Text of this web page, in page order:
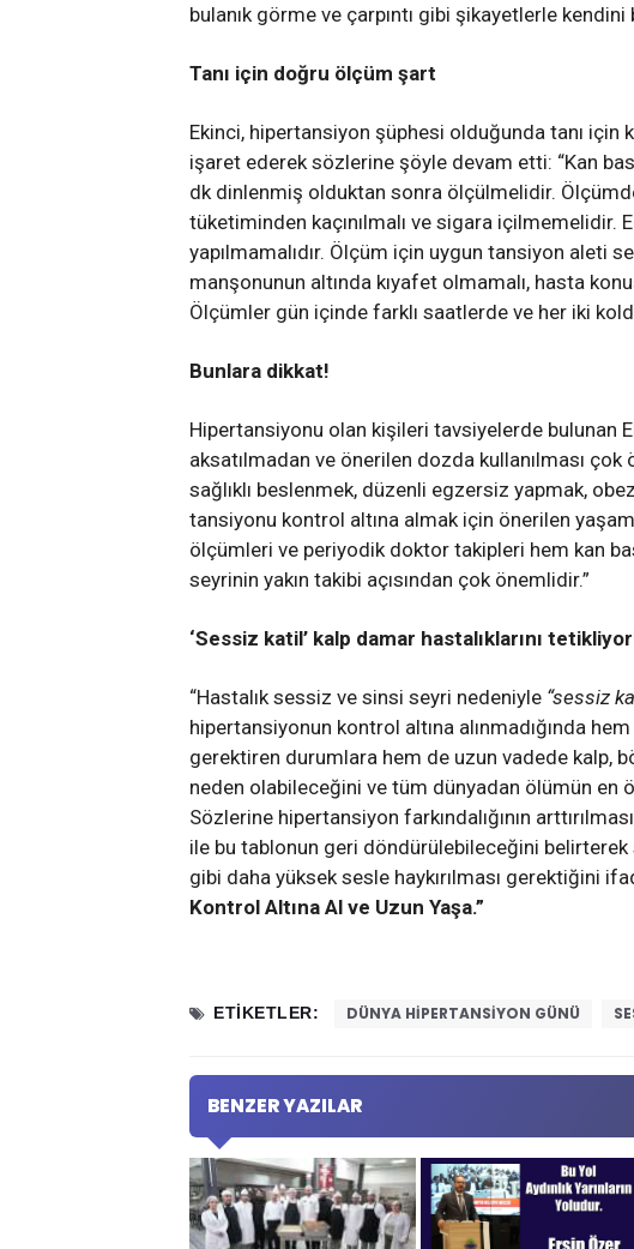
bulanık görme ve çarpıntı gibi şikayetlerle
Tanı için doğru ölçüm şart
Ekinci, hipertansiyon şüphesi olduğunda tanı için
işaret ederek sözlerine şöyle devam etti: “Kan
dk dinlenmiş olduktan sonra ölçülmelidir.
tüketiminden kaçınılmalı ve sigara
yapılmamalıdır. Ölçüm için uygun tansiyon aleti
manşonunun altında kıyafet olmamalı, hasta
Ölçümler gün içinde farklı saatlerde ve her iki
Bunlara dikkat!
Hipertansiyonu olan kişileri tavsiyelerde bulunan
aksatılmadan ve önerilen dozda kullanılması
sağlıklı beslenmek, düzenli egzersiz yapmak,
tansiyonu kontrol altına almak için önerilen
ölçümleri ve periyodik doktor takipleri hem kan
seyrinin yakın takibi açısından çok önemlidir.”
‘Sessiz katil’ kalp damar hastalıklarını
“Hastalık sessiz ve sinsi seyri nedeniyle “sessiz
hipertansiyonun kontrol altına alınmadığında
gerektiren durumlara hem de uzun vadede kalp,
neden olabileceğini ve tüm dünyadan ölümün en
Sözlerine hipertansiyon farkındalığının
ile bu tablonun geri döndürülebileceğini
gibi daha yüksek sesle haykırılması gerektiğini
Kontrol Altına Al ve Uzun Yaşa.”
ETIKETLER: DÜNYA HIPERTANSIYON GÜNÜ
BENZER YAZILAR